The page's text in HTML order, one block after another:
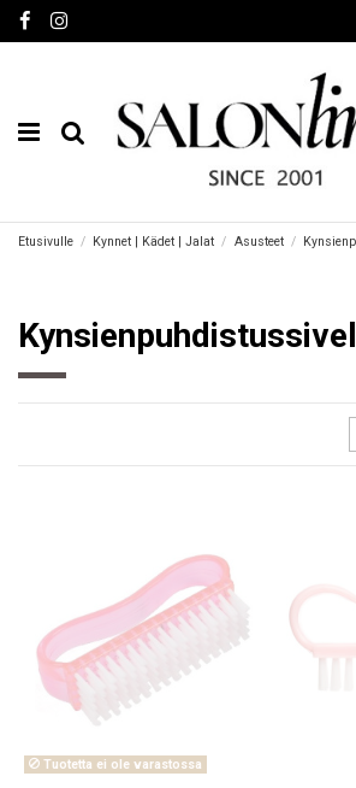
Etusivulle Kynnet | Kädet | Jalat Asusteet
Tuotetta ei ole varastossa